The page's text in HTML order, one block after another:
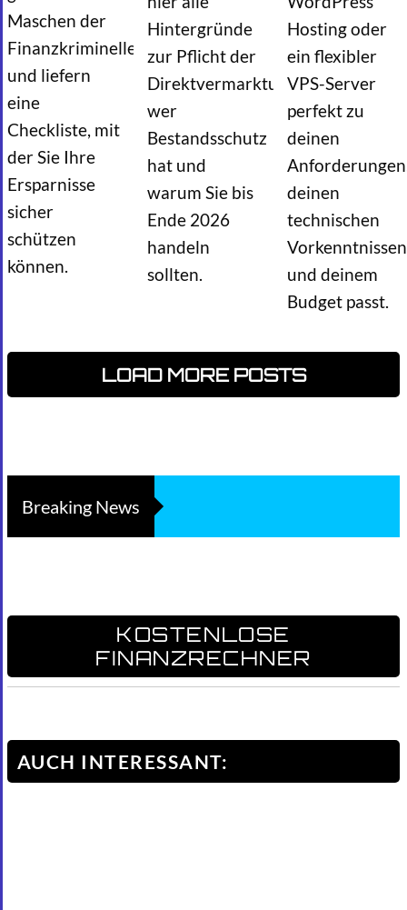
Maschen der
Finanzkriminellen
und liefern
eine
Checkliste, mit
der Sie Ihre
Ersparnisse
sicher
schützen
können.
Hintergründe
zur Pflicht der
Direktvermarktung,
wer
Bestandsschutz
hat und
warum Sie bis
Ende 2026
handeln
sollten.
Hosting oder
ein flexibler
VPS-Server
perfekt zu
deinen
deinen
technischen
Vorkenntnissen
und deinem
Budget passt.
LOAD MORE POSTS
Breaking News
KOSTENLOSE
FINANZRECHNER
AUCH INTERESSANT: